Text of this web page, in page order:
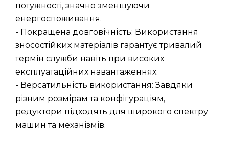
потужності, значно зменшуючи
енергоспоживання.
- Покращена довговічність: Використання
зносостійких матеріалів гарантує тривалий
термін служби навіть при високих
експлуатаційних навантаженнях.
- Версатильність використання: Завдяки
різним розмірам та конфігураціям,
редуктори підходять для широкого спектру
машин та механізмів.